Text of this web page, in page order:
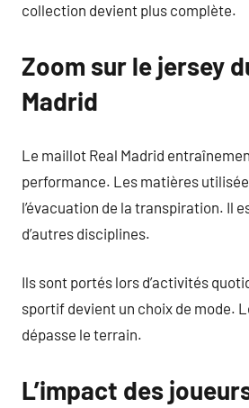
collection devient plus complète.
Zoom sur le jersey
Madrid
Le maillot Real Madrid
performance. Les matières
l’évacuation de la transpiration. Il
d’autres disciplines.
Ils sont portés lors d’activités
sportif devient un choix de mode.
dépasse le terrain.
L’impact des